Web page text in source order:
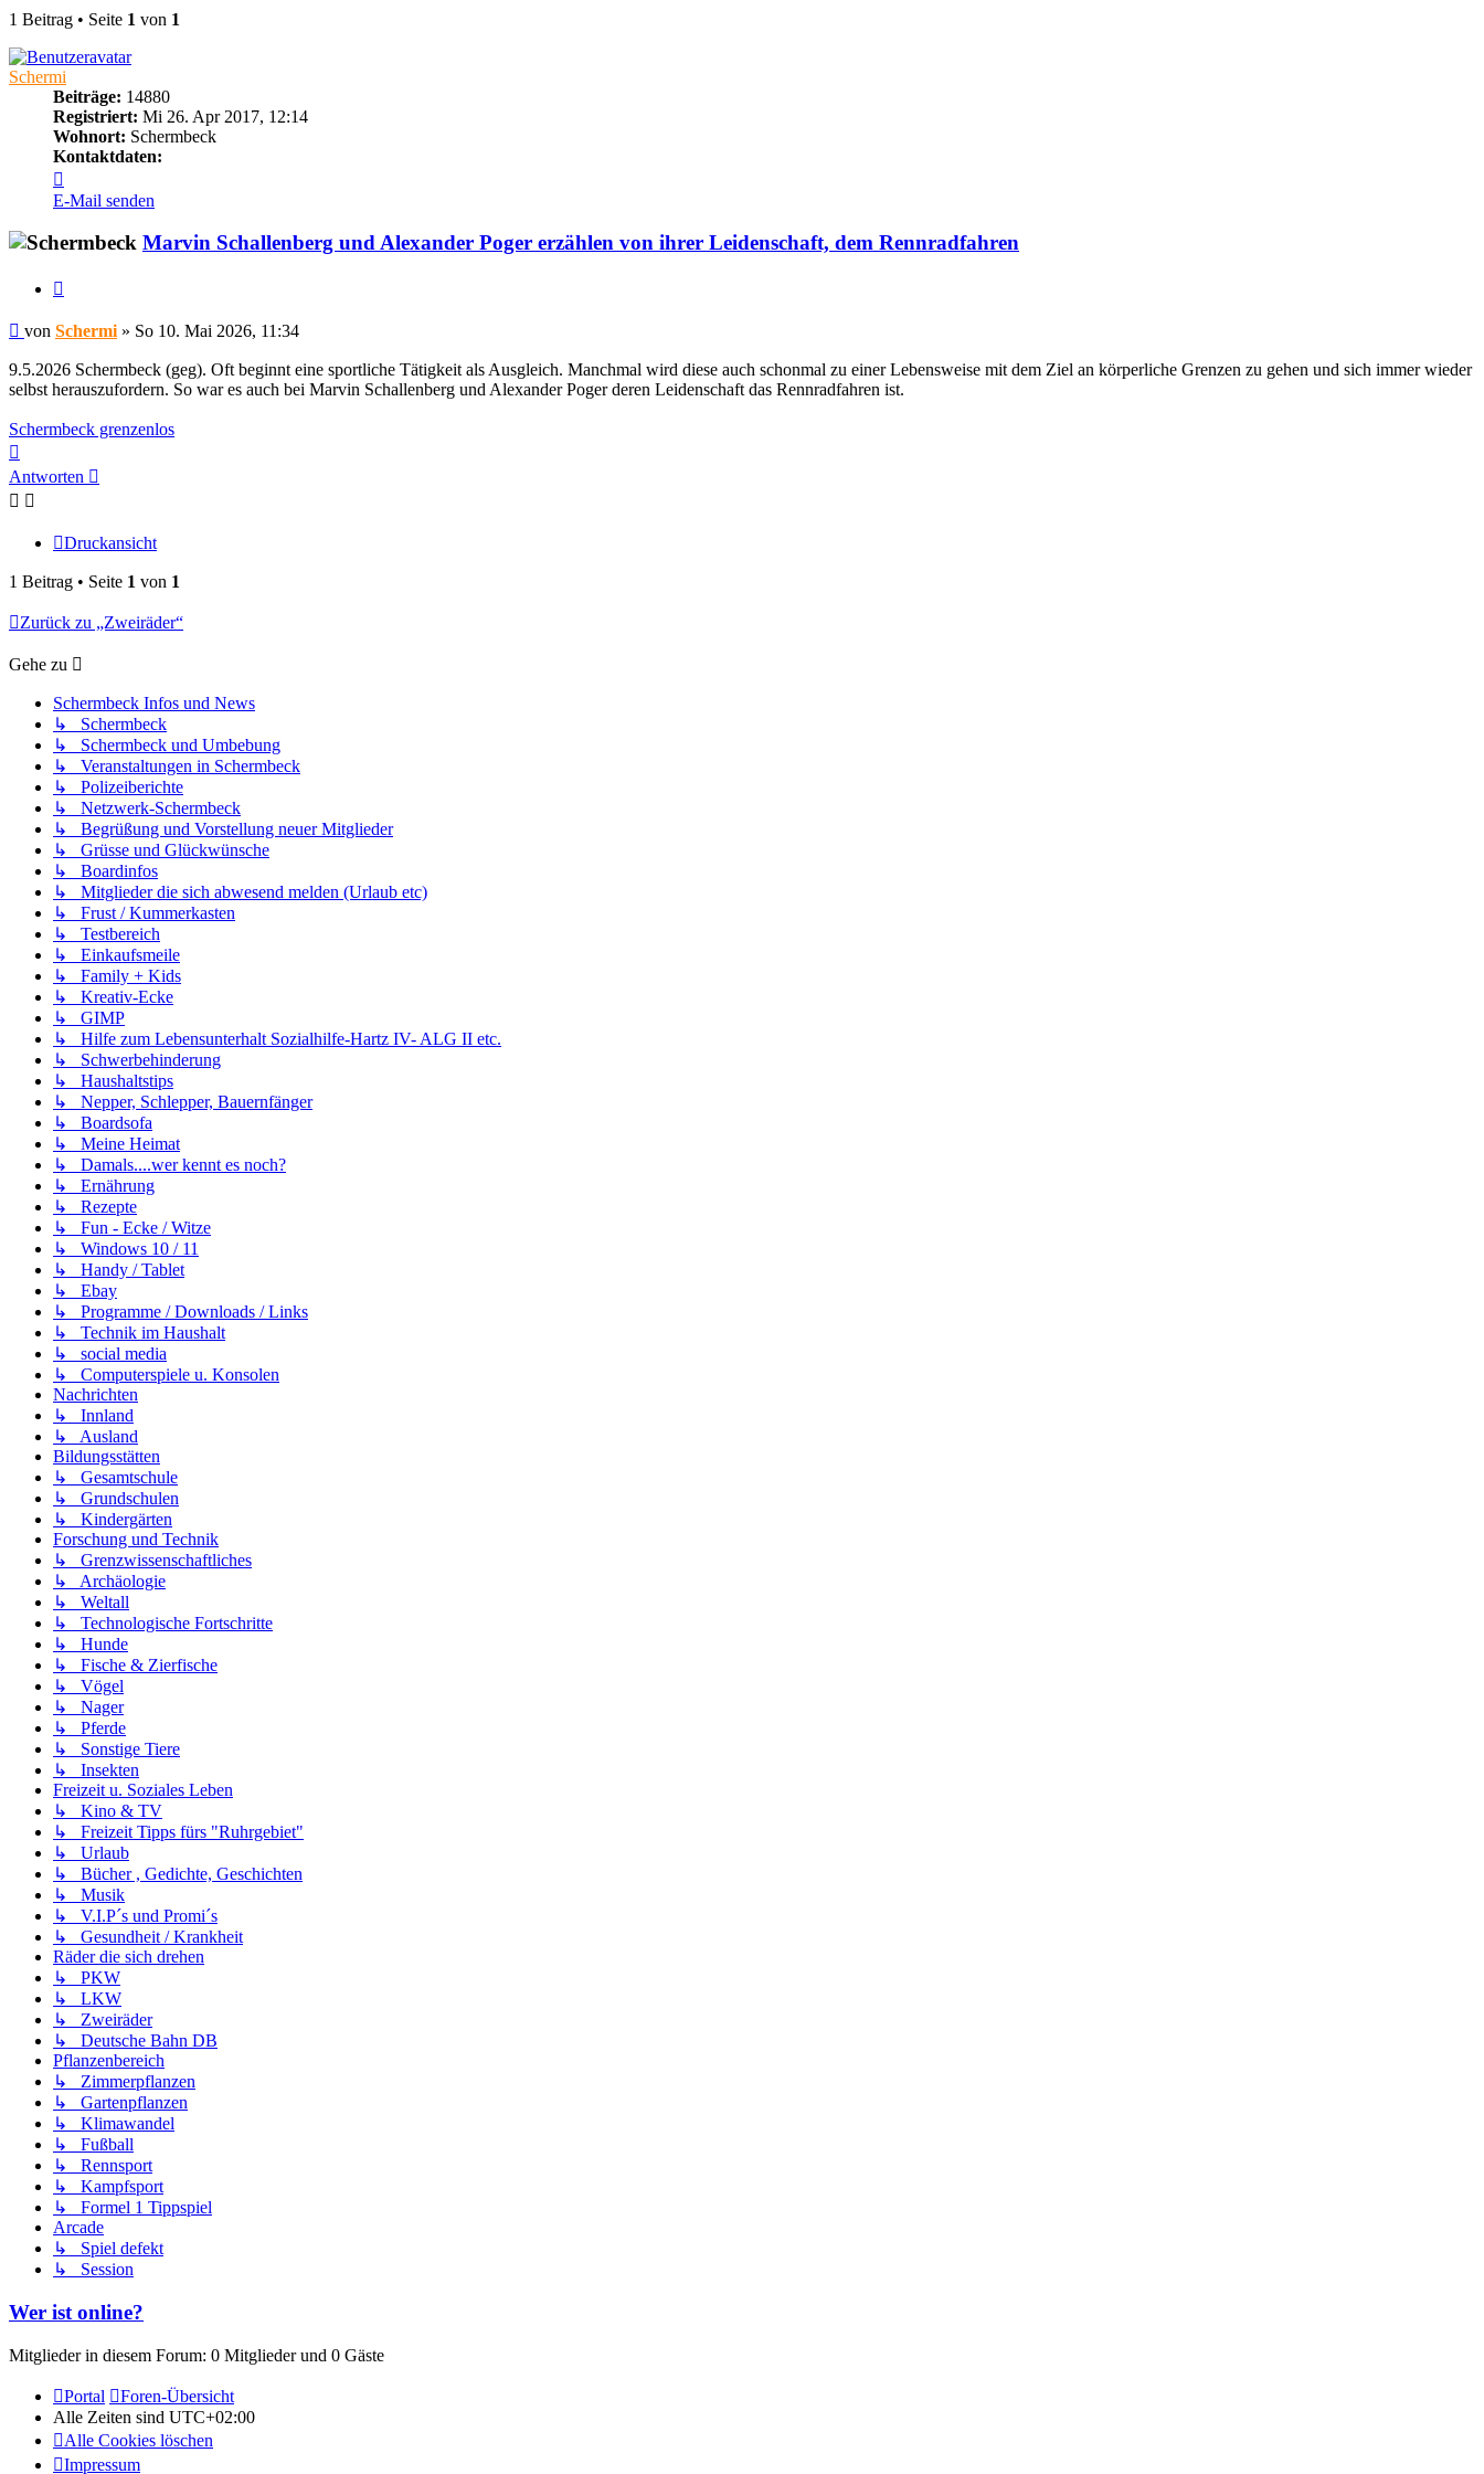
1 Beitrag • Seite 1 von 1
Schermi
Beiträge: 14880
Registriert: Mi 26. Apr 2017, 12:14
Wohnort: Schermbeck
Kontaktdaten:
von
Schermi
E-Mail senden
Marvin Schallenberg und Alexander Poger erzählen von ihrer Leidenschaft, dem Rennradfahren
Beitrag
von Schermi » So 10. Mai 2026, 11:34
9.5.2026 Schermbeck (geg). Oft beginnt eine sportliche Tätigkeit als Ausgleich. Manchmal wird diese auch schonmal zu einer Lebensweise mit dem Ziel an körperliche Grenzen zu gehen und sich immer wieder
selbst herauszufordern. So war es auch bei Marvin Schallenberg und Alexander Poger deren Leidenschaft das Rennradfahren ist.
Schermbeck grenzenlos
oben
Antworten
Druckansicht
1 Beitrag • Seite 1 von 1
Zurück zu „Zweiräder“
Gehe zu
Schermbeck Infos und News
↳ Schermbeck
↳ Schermbeck und Umbebung
↳ Veranstaltungen in Schermbeck
↳ Polizeiberichte
↳ Netzwerk-Schermbeck
↳ Begrüßung und Vorstellung neuer Mitglieder
↳ Grüsse und Glückwünsche
↳ Boardinfos
↳ Mitglieder die sich abwesend melden (Urlaub etc)
↳ Frust / Kummerkasten
↳ Testbereich
↳ Einkaufsmeile
↳ Family + Kids
↳ Kreativ-Ecke
↳ GIMP
↳ Hilfe zum Lebensunterhalt Sozialhilfe-Hartz IV- ALG II etc.
↳ Schwerbehinderung
↳ Haushaltstips
↳ Nepper, Schlepper, Bauernfänger
↳ Boardsofa
↳ Meine Heimat
↳ Damals....wer kennt es noch?
↳ Ernährung
↳ Rezepte
↳ Fun - Ecke / Witze
↳ Windows 10 / 11
↳ Handy / Tablet
↳ Ebay
↳ Programme / Downloads / Links
↳ Technik im Haushalt
↳ social media
↳ Computerspiele u. Konsolen
Nachrichten
↳ Innland
↳ Ausland
Bildungsstätten
↳ Gesamtschule
↳ Grundschulen
↳ Kindergärten
Forschung und Technik
↳ Grenzwissenschaftliches
↳ Archäologie
↳ Weltall
↳ Technologische Fortschritte
↳ Hunde
↳ Fische & Zierfische
↳ Vögel
↳ Nager
↳ Pferde
↳ Sonstige Tiere
↳ Insekten
Freizeit u. Soziales Leben
↳ Kino & TV
↳ Freizeit Tipps fürs "Ruhrgebiet"
↳ Urlaub
↳ Bücher , Gedichte, Geschichten
↳ Musik
↳ V.I.P´s und Promi´s
↳ Gesundheit / Krankheit
Räder die sich drehen
↳ PKW
↳ LKW
↳ Zweiräder
↳ Deutsche Bahn DB
Pflanzenbereich
↳ Zimmerpflanzen
↳ Gartenpflanzen
↳ Klimawandel
↳ Fußball
↳ Rennsport
↳ Kampfsport
↳ Formel 1 Tippspiel
Arcade
↳ Spiel defekt
↳ Session
Wer ist online?
Mitglieder in diesem Forum: 0 Mitglieder und 0 Gäste
Portal
Foren-Übersicht
Alle Zeiten sind UTC+02:00
Alle Cookies löschen
Impressum